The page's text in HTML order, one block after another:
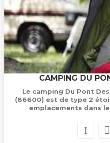
CAMPING DU
Le camping Du Pont
(86600) est de type 2
emplacements dans